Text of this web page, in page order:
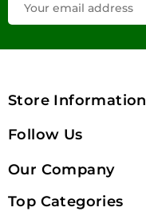
Store Information
Follow Us
Our Company
Top Categories